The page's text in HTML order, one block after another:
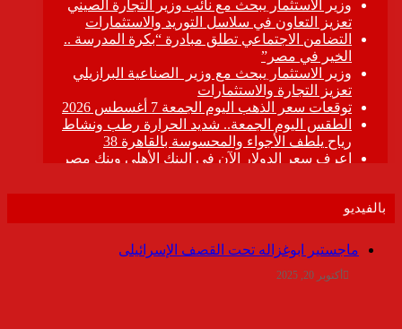
بالفيديو
ماجستير ابوغزاله تحت القصف الإسرائيلى
أكتوبر 20, 2025